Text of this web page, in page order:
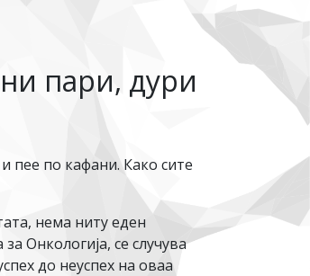
пари, дури
пее по кафани. Како сите
нема ниту еден
Онкологија, се случува
до неуспех на оваа